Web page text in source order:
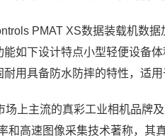
PMAT XS数据装载机数
如下设计特点小型轻便设备
用具备防水防摔的特性，适用
场上主流的真彩工业相机品牌
和高速图像采集技术著称，其